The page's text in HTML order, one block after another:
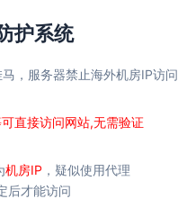
护系统
，服务器禁止海外机房IP访问
直接访问网站,无需验证
机房IP ，疑似使用代理
后才能访问